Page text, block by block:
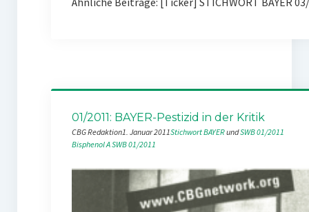
01/2011: BAYER-Pestizid in der Kritik
CBG Redaktion1. Januar 2011Stichwort BAYER und SWB 01/2011
Bisphenol ASWB 01/2011